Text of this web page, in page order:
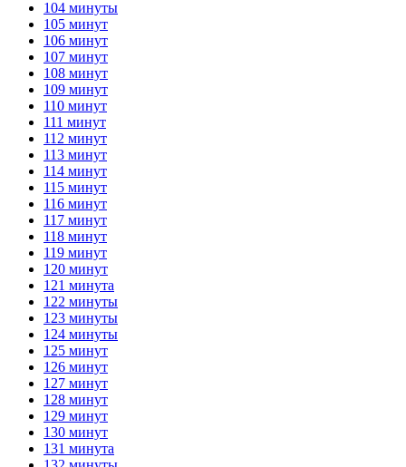
104 минуты
105 минут
106 минут
107 минут
108 минут
109 минут
110 минут
111 минут
112 минут
113 минут
114 минут
115 минут
116 минут
117 минут
118 минут
119 минут
120 минут
121 минута
122 минуты
123 минуты
124 минуты
125 минут
126 минут
127 минут
128 минут
129 минут
130 минут
131 минута